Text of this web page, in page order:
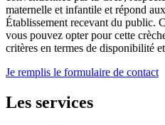
maternelle et infantile et répond
Établissement recevant du public.
vous pouvez opter pour cette
critères en termes de disponibilité
Je remplis le formulaire de contact
Les services